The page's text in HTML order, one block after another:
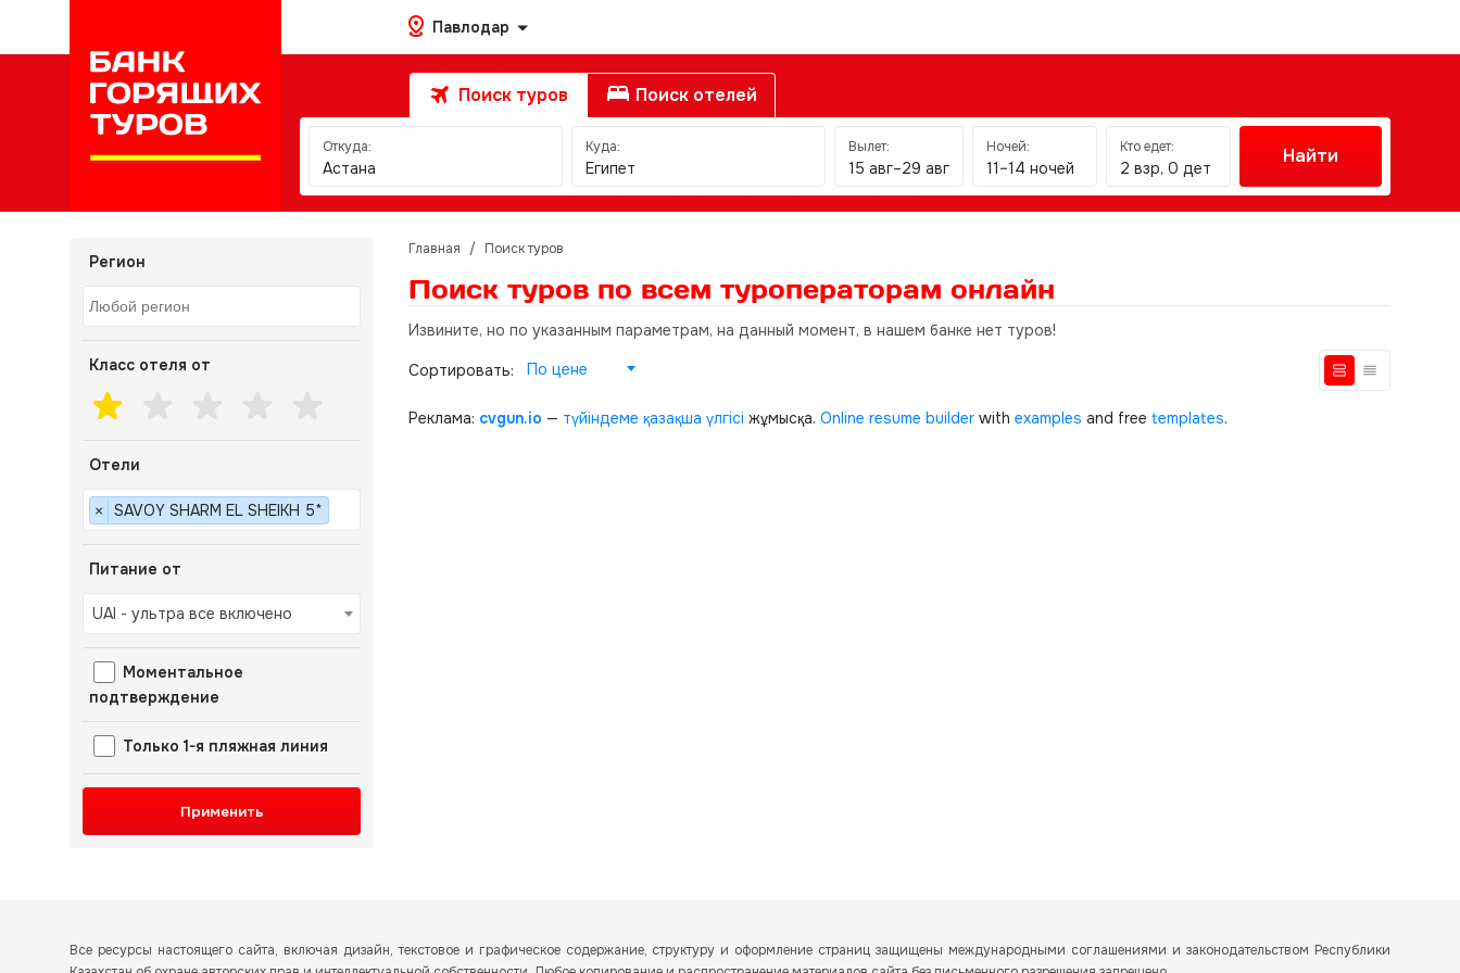
Павлодар
Поиск туров Поиск отелей
Откуда:
Астана
Куда:
Египет
Вылет:
15 авг–29 авг
Ночей:
11–14 ночей
Кто едет:
2 взр, 0 дет
Найти
Регион
Класс отеля от
Отели
× SAVOY SHARM EL SHEIKH 5*
Питание от
UAI - ультра все включено
Моментальное
подтверждение
Только 1-я пляжная линия
Применить
Главная / Поиск туров
Поиск туров по всем туроператорам онлайн
Извините, но по указанным параметрам, на данный момент, в нашем банке нет туров!
Сортировать: По цене
Реклама: cvgun.io — түйіндеме қазақша үлгісі жұмысқа. Online resume builder with examples and free templates.
Все ресурсы настоящего сайта, включая дизайн, текстовое и графическое содержание, структуру и оформление страниц защищены международными соглашениями и законодательством Республики